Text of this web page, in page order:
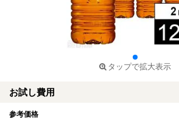
タップで拡大表示
お試し費用
参考価格